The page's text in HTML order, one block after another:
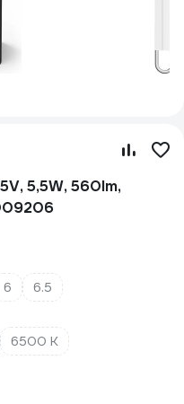
5,5W, 560lm,
6
6.5
6500 К